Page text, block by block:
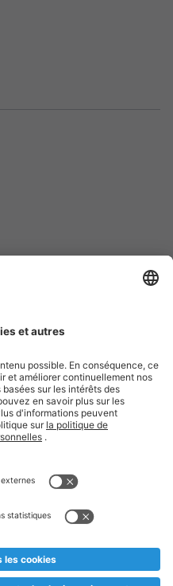
mentions légales
et jusqu'à
nous serions
Prix Recupel et TVA incl.
masculine a été adoptée